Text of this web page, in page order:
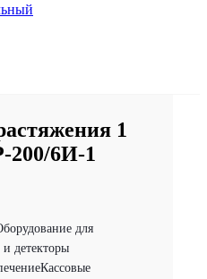
1
200/6И-1
для
детекторы
Кассовые